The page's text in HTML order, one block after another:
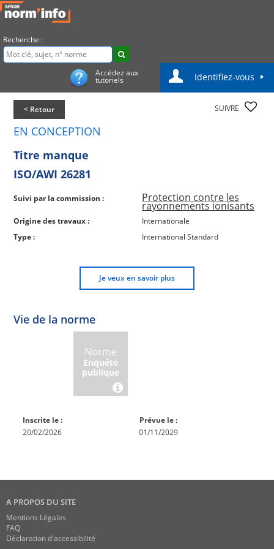
Recherche :
Accédez aux
tutoriels Identifiez-vous
< Retour SUIVRE
EN CONCEPTION
Titre manque
ISO/AWI 26281
Suivi par la commission : Protection contre les
rayonnements ionisants
Origine des travaux :
Internationale
Type :
International Standard
Je veux en savoir plus
Vie de la norme
Inscrite le :
20/02/2026
Norme
Enquête
publique
Prévue le :
01/11/2029
A PROPOS DU SITE
Mentions Légales
FAQ
Déclaration d'accessibilité